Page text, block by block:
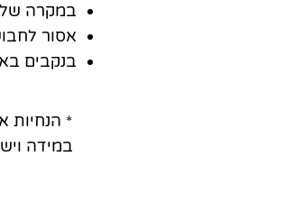
במקרה של
אסור
בנקבים
* הנחיות
במידה ויש